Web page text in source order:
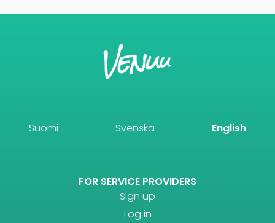
Suomi Svenska English
FOR SERVICE PROVIDERS
Sign up
Log in